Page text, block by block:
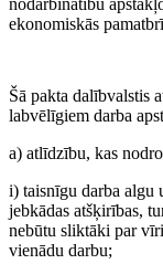
ekonomiskās
Šā pakta dalībvalstis
labvēlīgiem darba
a) atlīdzību, kas
i) taisnīgu darba algu
jebkādas atšķirības,
nebūtu sliktāki par
vienādu darbu;